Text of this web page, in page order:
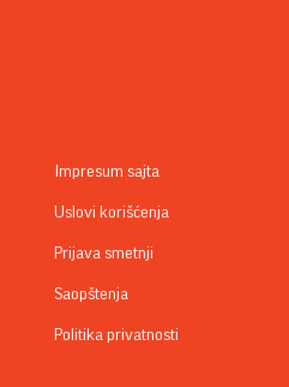
Impresum sajta
Uslovi korišćenja
Prijava smetnji
Saopštenja
Politika privatnosti